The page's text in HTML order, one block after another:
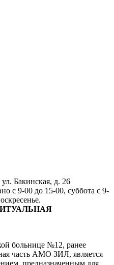
Бакинская, д. 26
с 9-00 до 15-00, суббота с 9-
больнице №12, ранее
часть АМО ЗИЛ, является
предназначенным для